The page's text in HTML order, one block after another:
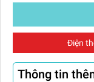
Điện
Thông tin